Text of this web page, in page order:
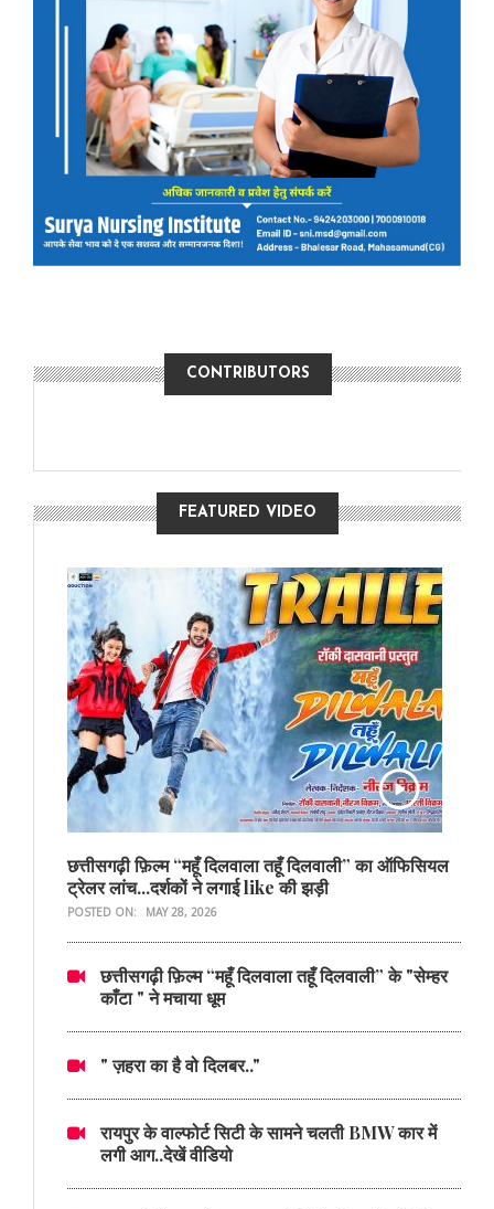
CONTRIBUTORS
FEATURED VIDEO
छत्तीसगढ़ी फ़िल्म “महूँ दिलवाला तहूँ दिलवाली” का ऑफिसियल
ट्रेलर लांच...दर्शकों ने लगाई like की झड़ी
POSTED ON: MAY 28, 2026
छत्तीसगढ़ी फ़िल्म “महूँ दिलवाला तहूँ दिलवाली” के "सेम्हर
काँटा " ने मचाया धूम
" ज़हरा का है वो दिलबर.."
रायपुर के वाल्फोर्ट सिटी के सामने चलती BMW कार में
लगी आग..देखें वीडियो